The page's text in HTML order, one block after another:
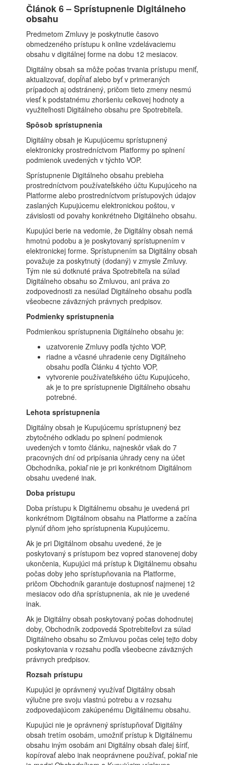
Článok 6 – Sprístupnenie Digitálneho
obsahu
Predmetom Zmluvy je poskytnutie časovo
obmedzeného prístupu k online vzdelávaciemu
obsahu v digitálnej forme na dobu 12 mesiacov.
Digitálny obsah sa môže počas trvania prístupu meniť,
aktualizovať, dopĺňať alebo byť v primeraných
prípadoch aj odstránený, pričom tieto zmeny nesmú
viesť k podstatnému zhoršeniu celkovej hodnoty a
využiteľnosti Digitálneho obsahu pre Spotrebiteľa.
Spôsob sprístupnenia
Digitálny obsah je Kupujúcemu sprístupnený
elektronicky prostredníctvom Platformy po splnení
podmienok uvedených v týchto VOP.
Sprístupnenie Digitálneho obsahu prebieha
prostredníctvom používateľského účtu Kupujúceho na
Platforme alebo prostredníctvom prístupových údajov
zaslaných Kupujúcemu elektronickou poštou, v
závislosti od povahy konkrétneho Digitálneho obsahu.
Kupujúci berie na vedomie, že Digitálny obsah nemá
hmotnú podobu a je poskytovaný sprístupnením v
elektronickej forme. Sprístupnením sa Digitálny obsah
považuje za poskytnutý (dodaný) v zmysle Zmluvy.
Tým nie sú dotknuté práva Spotrebiteľa na súlad
Digitálneho obsahu so Zmluvou, ani práva zo
zodpovednosti za nesúlad Digitálneho obsahu podľa
všeobecne záväzných právnych predpisov.
Podmienky sprístupnenia
Podmienkou sprístupnenia Digitálneho obsahu je:
uzatvorenie Zmluvy podľa týchto VOP,
riadne a včasné uhradenie ceny Digitálneho
obsahu podľa Článku 4 týchto VOP,
vytvorenie používateľského účtu Kupujúceho,
ak je to pre sprístupnenie Digitálneho obsahu
potrebné.
Lehota sprístupnenia
Digitálny obsah je Kupujúcemu sprístupnený bez
zbytočného odkladu po splnení podmienok
uvedených v tomto článku, najneskôr však do 7
pracovných dní od pripísania úhrady ceny na účet
Obchodníka, pokiaľ nie je pri konkrétnom Digitálnom
obsahu uvedené inak.
Doba prístupu
Doba prístupu k Digitálnemu obsahu je uvedená pri
konkrétnom Digitálnom obsahu na Platforme a začína
plynúť dňom jeho sprístupnenia Kupujúcemu.
Ak je pri Digitálnom obsahu uvedené, že je
poskytovaný s prístupom bez vopred stanovenej doby
ukončenia, Kupujúci má prístup k Digitálnemu obsahu
počas doby jeho sprístupňovania na Platforme,
pričom Obchodník garantuje dostupnosť najmenej 12
mesiacov odo dňa sprístupnenia, ak nie je uvedené
inak.
Ak je Digitálny obsah poskytovaný počas dohodnutej
doby, Obchodník zodpovedá Spotrebiteľovi za súlad
Digitálneho obsahu so Zmluvou počas celej tejto doby
poskytovania v rozsahu podľa všeobecne záväzných
právnych predpisov.
Rozsah prístupu
Kupujúci je oprávnený využívať Digitálny obsah
výlučne pre svoju vlastnú potrebu a v rozsahu
zodpovedajúcom zakúpenému Digitálnemu obsahu.
Kupujúci nie je oprávnený sprístupňovať Digitálny
obsah tretím osobám, umožniť prístup k Digitálnemu
obsahu iným osobám ani Digitálny obsah ďalej šíriť,
kopírovať alebo inak neoprávnene používať, pokiaľ nie